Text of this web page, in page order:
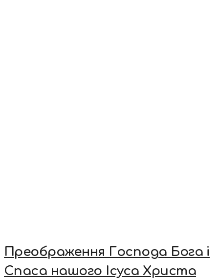
Преображення Господа Бога і
Спаса нашого Ісуса Христа